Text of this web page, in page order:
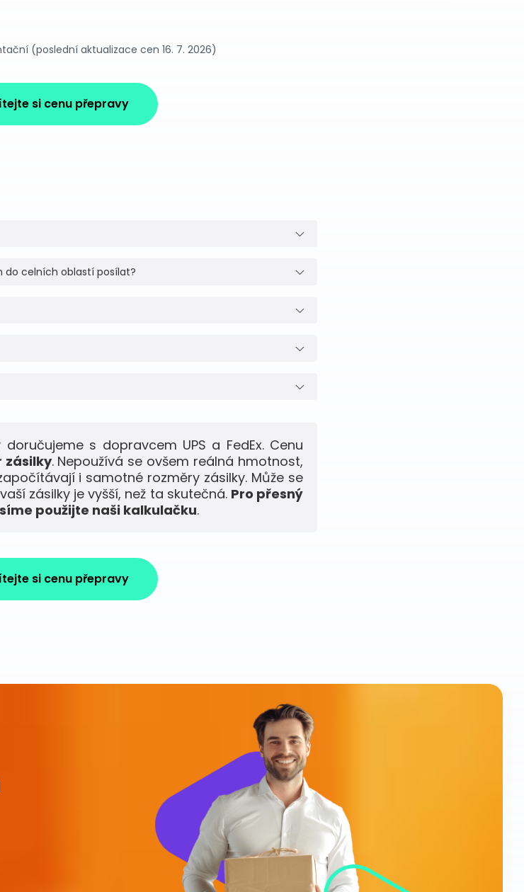
(poslední aktualizace cen 16. 7. 2026)
si cenu přepravy
do celních oblastí posílat?
s dopravcem UPS a FedEx. Cenu
zásilky. Nepoužívá se ovšem reálná hmotnost,
i samotné rozměry zásilky. Může se
zásilky je vyšší, než ta skutečná. Pro přesný
použijte naši kalkulačku.
si cenu přepravy